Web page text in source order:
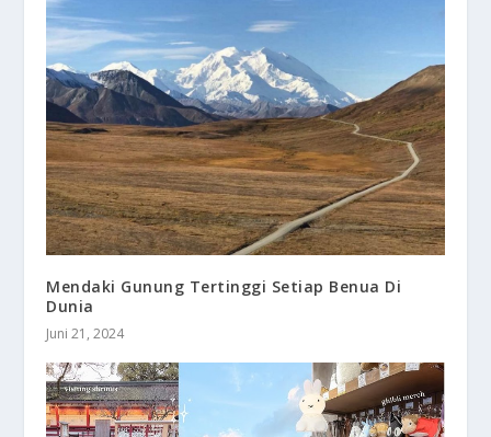
Mendaki Gunung Tertinggi Setiap Benua Di
Dunia
Juni 21, 2024